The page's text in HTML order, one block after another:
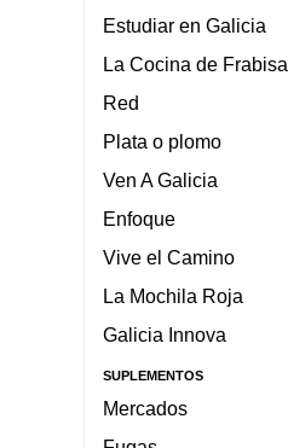
Estudiar en Galicia
La Cocina de Frabisa
Red
Plata o plomo
Ven A Galicia
Enfoque
Vive el Camino
La Mochila Roja
Galicia Innova
SUPLEMENTOS
Mercados